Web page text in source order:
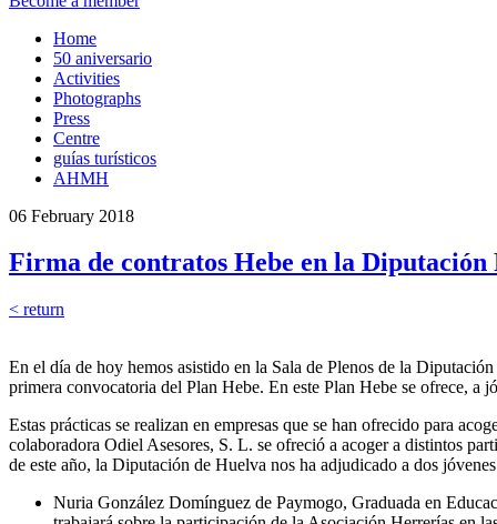
Home
50 aniversario
Activities
Photographs
Press
Centre
guías turísticos
AHMH
06 February 2018
Firma de contratos Hebe en la
< return
En el día de hoy hemos asistido en la Sala de Plenos de la
primera convocatoria del Plan Hebe. En este Plan Hebe se ofrece, a
Estas prácticas se realizan en empresas que se han ofrecido para
colaboradora Odiel Asesores, S. L. se ofreció a acoger a distintos
de este año, la Diputación de Huelva nos ha adjudicado a dos
Nuria González Domínguez de Paymogo, Graduada en